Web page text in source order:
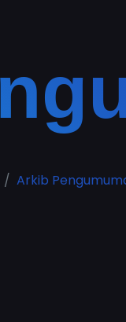
Arkib